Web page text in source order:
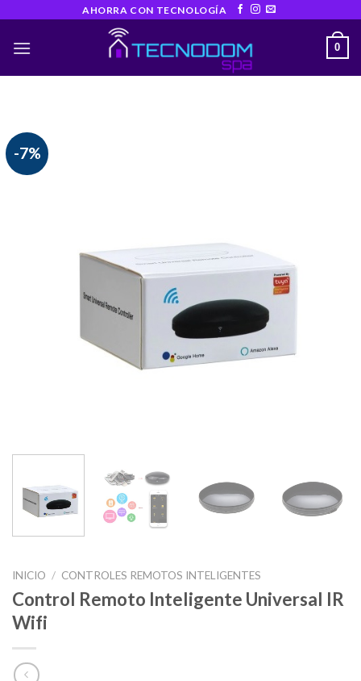
content
AHORRA CON TECNOLOGÍA
0
-7%
INICIO / CONTROLES REMOTOS INTELIGENTES
Control Remoto Inteligente Universal IR
Wifi